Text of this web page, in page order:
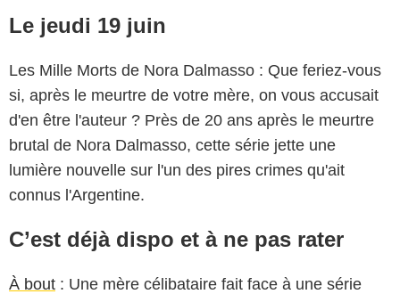
Le jeudi 19 juin
Les Mille Morts de Nora Dalmasso : Que feriez-vous
si, après le meurtre de votre mère, on vous accusait
d'en être l'auteur ? Près de 20 ans après le meurtre
brutal de Nora Dalmasso, cette série jette une
lumière nouvelle sur l'un des pires crimes qu'ait
connus l'Argentine.
C’est déjà dispo et à ne pas rater
À bout : Une mère célibataire fait face à une série